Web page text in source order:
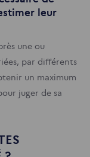
leur
une ou
par différents
un maximum
juger de sa